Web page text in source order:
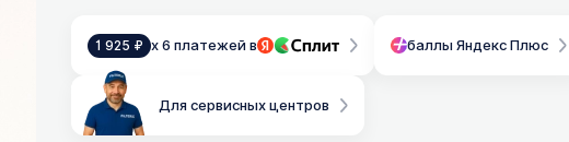
1 925 ₽ x 6 платежей в баллы Яндекс Плюс
Для сервисных центров